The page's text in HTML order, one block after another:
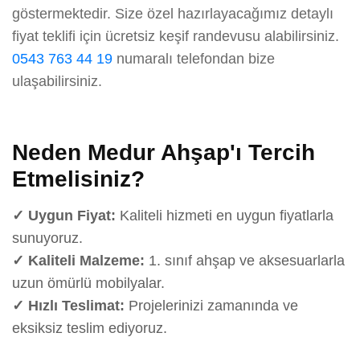
göstermektedir. Size özel hazırlayacağımız detaylı
fiyat teklifi için ücretsiz keşif randevusu alabilirsiniz.
0543 763 44 19 numaralı telefondan bize
ulaşabilirsiniz.
Neden Medur Ahşap'ı Tercih
Etmelisiniz?
✓ Uygun Fiyat: Kaliteli hizmeti en uygun fiyatlarla
sunuyoruz.
✓ Kaliteli Malzeme: 1. sınıf ahşap ve aksesuarlarla
uzun ömürlü mobilyalar.
✓ Hızlı Teslimat: Projelerinizi zamanında ve
eksiksiz teslim ediyoruz.